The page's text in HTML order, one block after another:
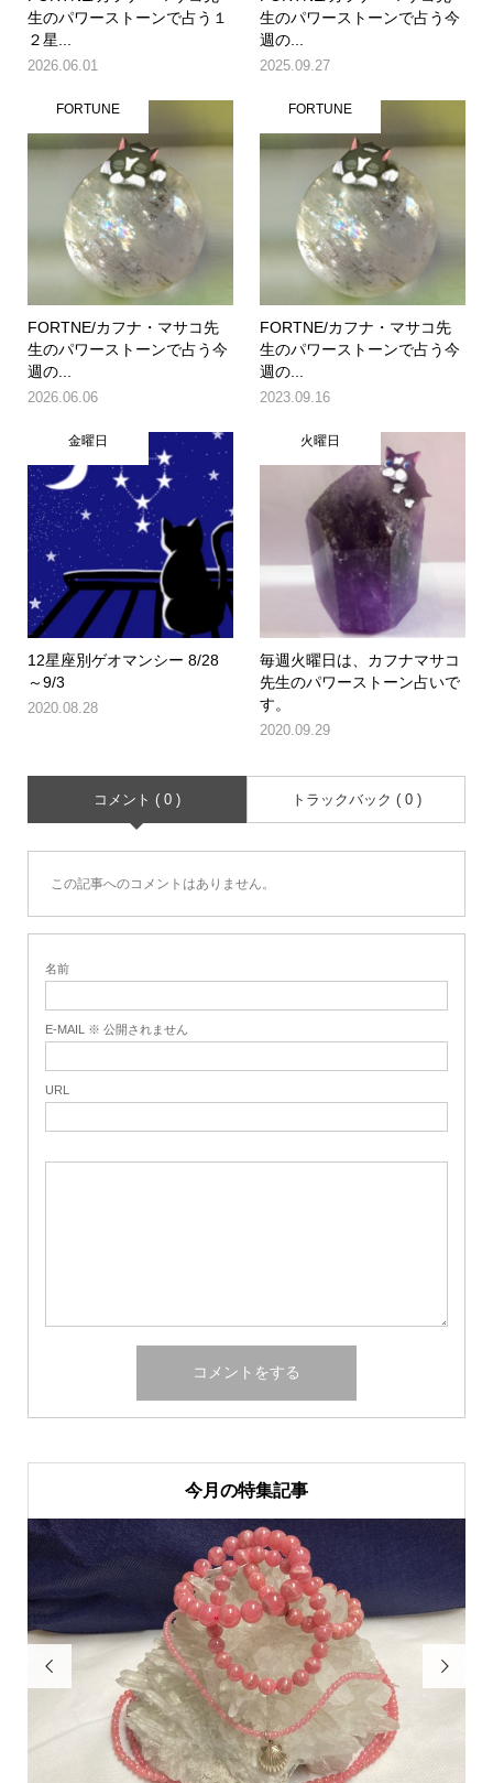
生のパワーストーンで占う１
２星...
2026.06.01
生のパワーストーンで占う今
週の...
2025.09.27
FORTUNE
FORTNE/カフナ・マサコ先
生のパワーストーンで占う今
週の...
2026.06.06
FORTUNE
FORTNE/カフナ・マサコ先
生のパワーストーンで占う今
週の...
2023.09.16
金曜日
12星座別ゲオマンシー 8/28
～9/3
2020.08.28
火曜日
毎週火曜日は、カフナマサコ
先生のパワーストーン占いで
す。
2020.09.29
コメント ( 0 ) トラックバック ( 0 )
この記事へのコメントはありません。
名前
E-MAIL ※ 公開されません
URL
今月の特集記事
 